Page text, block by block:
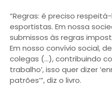
“Regras: é preciso
esportistas. Em nossa
submissos às regras
Em nosso convívio social,
colegas (…), contribuindo
trabalho’, isso quer dizer
patrões’”, diz o livro.